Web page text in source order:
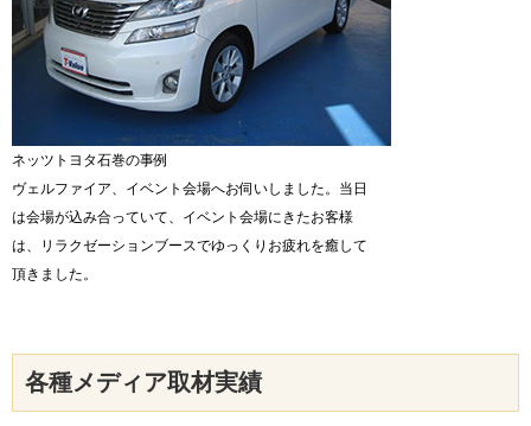
ネッツトヨタ石巻の事例
ヴェルファイア、イベント会場へお伺いしました。当日
は会場が込み合っていて、イベント会場にきたお客様
は、リラクゼーションブースでゆっくりお疲れを癒して
頂きました。
各種メディア取材実績